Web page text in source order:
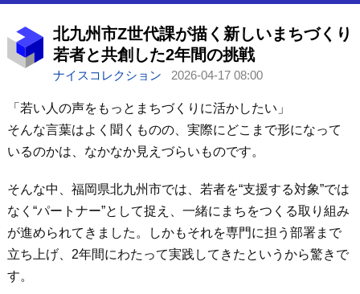
北九州市Z世代課が描く新しいまちづくり
若者と共創した2年間の挑戦
ナイスコレクション 2026-04-17 08:00
「若い人の声をもっとまちづくりに活かしたい」
そんな言葉はよく聞くものの、実際にどこまで形になって
いるのかは、なかなか見えづらいものです。
そんな中、福岡県北九州市では、若者を“支援する対象”では
なく“パートナー”として捉え、一緒にまちをつくる取り組み
が進められてきました。しかもそれを専門に担う部署まで
立ち上げ、2年間にわたって実践してきたというから驚きで
す。